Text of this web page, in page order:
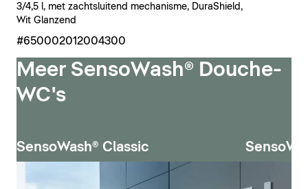
3/4,5 l, met zachtsluitend mechanisme, DuraShield,
Wit Glanzend
#650002012004300
Meer SensoWash® Douche-
WC's
SensoWash® Classic